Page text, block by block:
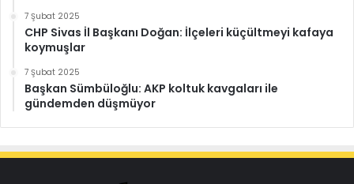
7 Şubat 2025
CHP Sivas İl Başkanı Doğan: İlçeleri küçültmeyi kafaya
koymuşlar
7 Şubat 2025
Başkan Sümbüloğlu: AKP koltuk kavgaları ile
gündemden düşmüyor